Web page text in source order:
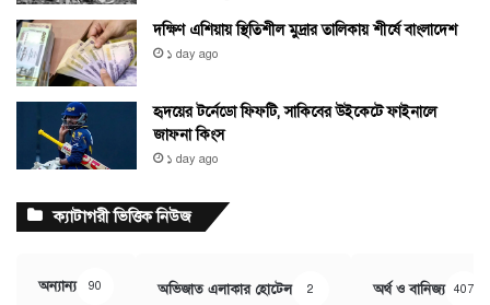
দক্ষিণ এশিয়ায় স্থিতিশীল মুদ্রার তালিকায় শীর্ষে বাংলাদেশ
১ day ago
হৃদয়ের টর্নেডো ফিফটি, সাকিবের উইকেটে ফাইনালে
জাফনা কিংস
১ day ago
ক্যাটাগরী ভিত্তিক নিউজ
অন্যান্য 90 অভিজাত এলাকার হোটেল 2 অর্থ ও বানিজ্য 407